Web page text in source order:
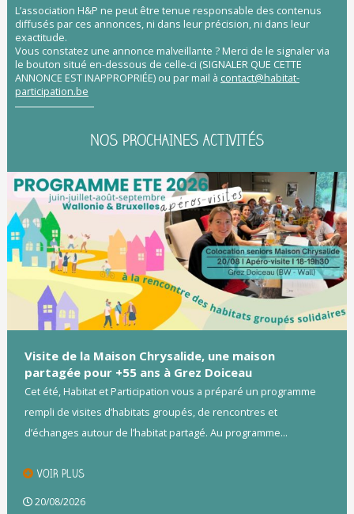
L’association H&P ne peut être tenue responsable des contenus
diffusés par ces annonces, ni dans leur précision, ni dans leur
exactitude.
Vous constatez une annonce malveillante ? Merci de le signaler via
le bouton situé en-dessous de celle-ci (SIGNALER QUE CETTE
ANNONCE EST INAPPROPRIÉE) ou par mail à contact@habitat-
participation.be
NOS PROCHAINES ACTIVITÉS
Visite de la Maison Chrysalide, une maison
partagée pour +55 ans à Grez Doiceau
Cet été, Habitat et Participation vous a préparé un programme
rempli de visites d’habitats groupés, de rencontres et
d’échanges autour de l’habitat partagé. Au programme...
VOIR PLUS
20/08/2026